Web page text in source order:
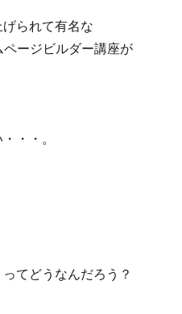
られて有名な
ージビルダー講座が
・・。
てどうなんだろう？